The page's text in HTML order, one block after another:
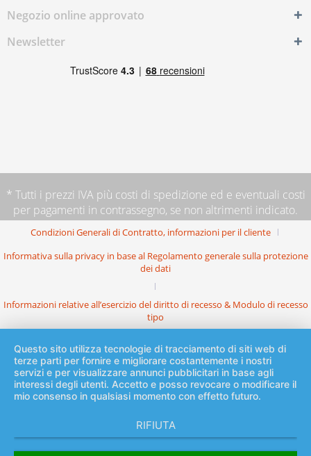
Negozio online approvato
Newsletter
* Tutti i prezzi IVA più costi di spedizione ed e eventuali costi
per pagamenti in contrassegno, se non altrimenti indicato.
Condizioni Generali di Contratto, informazioni per il cliente
Informativa sulla privacy in base al Regolamento generale sulla protezione
dei dati
Informazioni relative all’esercizio del diritto di recesso & Modulo di recesso
tipo
Questo sito utilizza tecnologie di tracciamento di siti web di
terze parti per fornire e migliorare costantemente i nostri
servizi e per visualizzare annunci pubblicitari in base agli
interessi degli utenti. Accetto e posso revocare o modificare il
mio consenso in qualsiasi momento con effetto futuro.
RIFIUTA